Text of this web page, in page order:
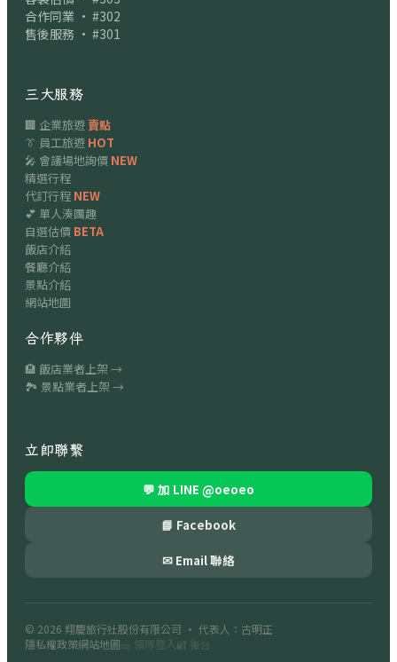
合作同業 · #302
售後服務 · #301
三大服務
🏢 企業旅遊賣點
👔 員工旅遊 HOT
🎤 會議場地詢價 NEW
精選行程
代訂行程 NEW
💕 單人湊團趣
自選估價 BETA
飯店介紹
餐廳介紹
景點介紹
網站地圖
合作夥伴
🏨 飯店業者上架 →
🏞 景點業者上架 →
立即聯繫
💬 加 LINE @oeoeo
📘 Facebook
✉ Email 聯絡
© 2026 翔慶旅行社股份有限公司 · 代表人：古明正
隱私權政策網站地圖 🎫 領隊登入 🔐 後台